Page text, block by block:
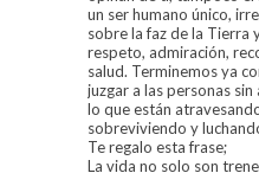
un ser humano único,
sobre la faz de la Tierra
respeto, admiración,
salud. Terminemos ya
juzgar a las personas
lo que están
sobreviviendo y
Te regalo esta frase;
La vida no solo son